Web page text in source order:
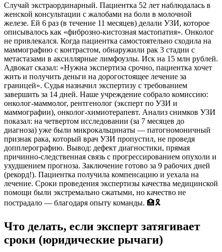
Случай экстраординарный. Пациентка 52 лет наблюдалась в
женской консультации с жалобами на боли в молочной
железе. Ей 6 раз (в течение 11 месяцев) делали УЗИ, которое
описывалось как «фиброзно-кистозная мастопатия». Онколог
не привлекался. Когда пациентка самостоятельно сходила на
маммографию с контрастом, обнаружили рак 3 стадии с
метастазами в аксиллярные лимфоузлы. Иск на 15 млн рублей.
Адвокат сказал: «Нужна экспертиза срочно, пациентка хочет
жить и получить деньги на дорогостоящее лечение за
границей». Судья назначил экспертизу с требованием
завершить за 14 дней. Наше учреждение собрало комиссию:
онколог-маммолог, рентгенолог (эксперт по УЗИ и
маммографии), онколог-химиотерапевт. Анализ снимков УЗИ
показал: на четвертом исследовании (за 7 месяцев до
диагноза) уже были микрокальцинаты — патогномоничный
признак рака, который врач УЗИ пропустил, не проведя
допплерографию. Вывод: дефект диагностики, прямая
причинно-следственная связь с прогрессированием опухоли и
ухудшением прогноза. Заключение готово за 9 рабочих дней
(рекорд!). Пациентка получила компенсацию и уехала на
лечение. Сроки проведения экспертизы качества медицинской
помощи были экстремально сжатыми, но качество не
пострадало — благодаря опыту команды. 🏥🎗️
Что делать, если эксперт затягивает
сроки (юридические рычаги)